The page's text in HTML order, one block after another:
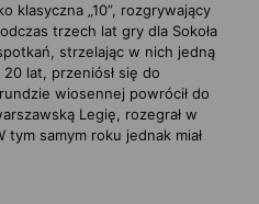
klasyczna „10”, rozgrywający
trzech lat gry dla Sokoła
strzelając w nich jedną
lat, przeniósł się do
wiosennej powrócił do
Legię, rozegrał w
samym roku jednak miał